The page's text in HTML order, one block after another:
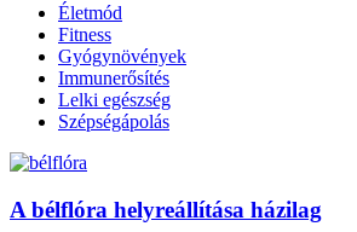
Életmód
Fitness
Gyógynövények
Immunerősítés
Lelki egészség
Szépségápolás
A bélflóra helyreállítása házilag